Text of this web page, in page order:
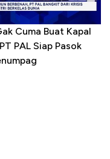
Cuma Buat Kapal
PAL Siap Pasok